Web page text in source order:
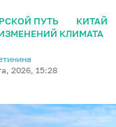
ПУТЬ
КИТАЙ
КЛИМАТА
2026, 15:28